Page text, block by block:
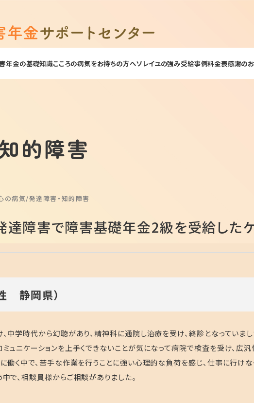
年金の基礎知識こころの病気をお持ちの方へソレイユの強み受給事例料金表感謝の
的障害
の病気 発達障害・知的障害
達障害で障害基礎年金2級を受給した
静岡県）
中学時代から幻聴があり、精神科に通院し治療を受け、終診となっていまし
ュニケーションを上手くできないことが気になって病院で検査を受け、広
働く中で、苦手な作業を行うことに強い心理的な負荷を感じ、仕事に行けな
で、相談員様からご相談がありました。